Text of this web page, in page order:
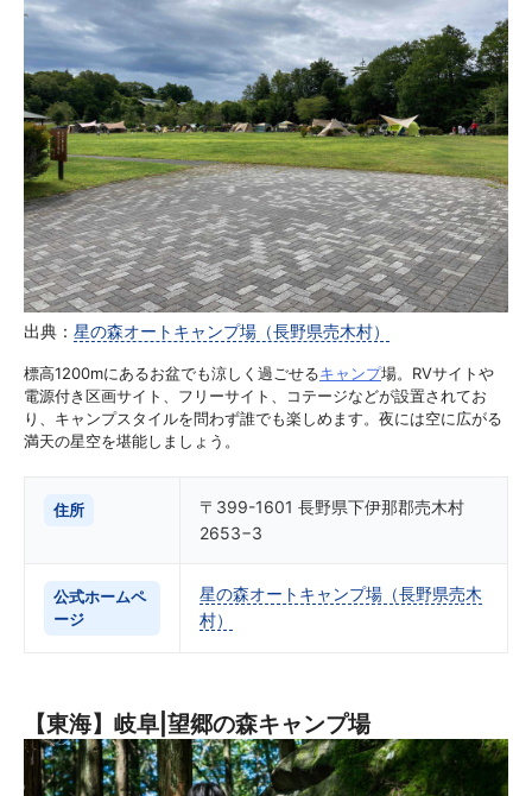
出典： 星の森オートキャンプ場（長野県売木村）
標高1200mにあるお盆でも涼しく過ごせるキャンプ場。RVサイトや
電源付き区画サイト、フリーサイト、コテージなどが設置されてお
り、キャンプスタイルを問わず誰でも楽しめます。夜には空に広がる
満天の星空を堪能しましょう。
住所
〒399-1601 長野県下伊那郡売木村
2653−3
公式ホームペ
ージ
星の森オートキャンプ場（長野県売木
村）
【東海】岐阜|望郷の森キャンプ場